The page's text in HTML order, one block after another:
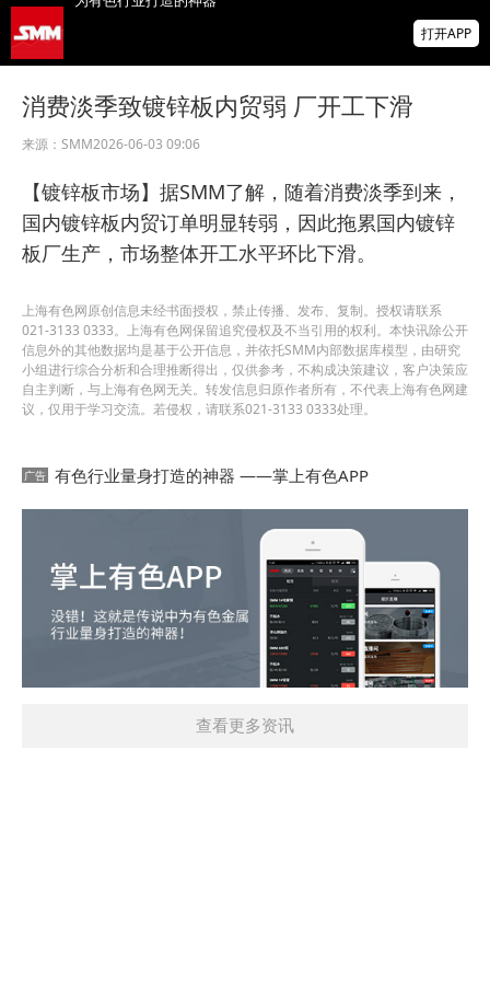
2026 SMM锌业大会圆满落幕！大咖云集 共
寻锌行业破局发展新机遇
打开APP
消费淡季致镀锌板内贸弱 厂开工下滑
来源： SMM2026-06-03 09:06
【镀锌板市场】据SMM了解，随着消费淡季到来，
国内镀锌板内贸订单明显转弱，因此拖累国内镀锌
板厂生产，市场整体开工水平环比下滑。
上海有色网原创信息未经书面授权，禁止传播、发布、复制。授权请联系
021-3133 0333。上海有色网保留追究侵权及不当引用的权利。本快讯除公开
信息外的其他数据均是基于公开信息，并依托SMM内部数据库模型，由研究
小组进行综合分析和合理推断得出，仅供参考，不构成决策建议，客户决策应
自主判断，与上海有色网无关。转发信息归原作者所有，不代表上海有色网建
议，仅用于学习交流。若侵权，请联系021-3133 0333处理。
有色行业量身打造的神器 ——掌上有色APP
查看更多资讯